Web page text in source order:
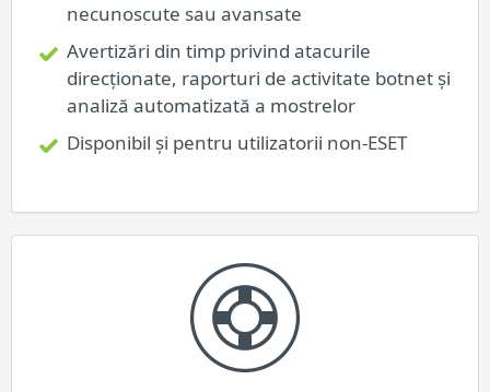
necunoscute sau avansate
Avertizări din timp privind atacurile
direcționate, raporturi de activitate botnet și
analiză automatizată a mostrelor
Disponibil și pentru utilizatorii non-ESET